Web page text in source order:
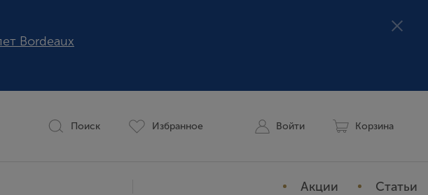
Bordeaux
Поиск Избранное Войти Корзина
Акции Статьи